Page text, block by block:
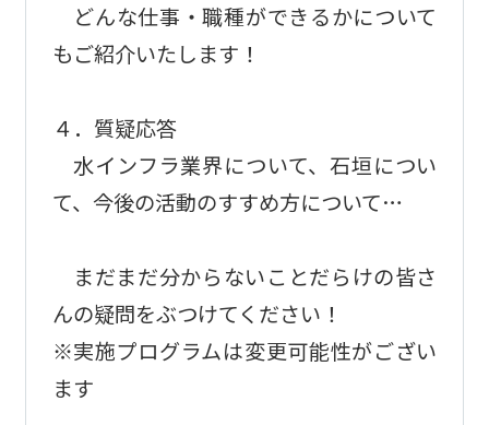
どんな仕事・職種ができるかについて
もご紹介いたします！
４．質疑応答
水インフラ業界について、石垣につい
て、今後の活動のすすめ方について…
まだまだ分からないことだらけの皆さ
んの疑問をぶつけてください！
※実施プログラムは変更可能性がござい
ます